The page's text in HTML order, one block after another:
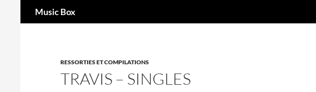
Music Box
RESSORTIES ET COMPILATIONS
TRAVIS – SINGLES